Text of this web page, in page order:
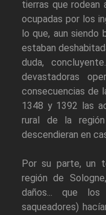
tierras que rodean
ocupadas por los
lo que, aun siendo
estaban
duda,
devastadoras
consecuencias de
1348 y 1392 las
rural de la
descendieran en
Por su parte, un
región de
daños... que
saqueadores)